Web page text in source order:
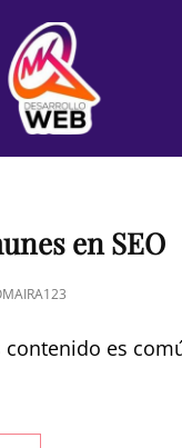
en SEO
contenido es